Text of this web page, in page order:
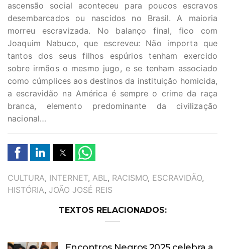
ascensão social aconteceu para poucos escravos
desembarcados ou nascidos no Brasil. A maioria
morreu escravizada. No balanço final, fico com
Joaquim Nabuco, que escreveu: Não importa que
tantos dos seus filhos espúrios tenham exercido
sobre irmãos o mesmo jugo, e se tenham associado
como cúmplices aos destinos da instituição homicida,
a escravidão na América é sempre o crime da raça
branca, elemento predominante da civilização
nacional…
TAGS
CULTURA, INTERNET, ABL, RACISMO, ESCRAVIDÃO,
HISTÓRIA, JOÃO JOSÉ REIS
TEXTOS RELACIONADOS: